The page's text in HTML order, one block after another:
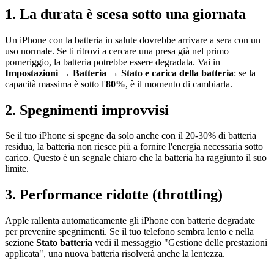
1. La durata è scesa sotto una giornata
Un iPhone con la batteria in salute dovrebbe arrivare a sera con un
uso normale. Se ti ritrovi a cercare una presa già nel primo
pomeriggio, la batteria potrebbe essere degradata. Vai in
Impostazioni → Batteria → Stato e carica della batteria: se la
capacità massima è sotto l'80%, è il momento di cambiarla.
2. Spegnimenti improvvisi
Se il tuo iPhone si spegne da solo anche con il 20-30% di batteria
residua, la batteria non riesce più a fornire l'energia necessaria sotto
carico. Questo è un segnale chiaro che la batteria ha raggiunto il suo
limite.
3. Performance ridotte (throttling)
Apple rallenta automaticamente gli iPhone con batterie degradate
per prevenire spegnimenti. Se il tuo telefono sembra lento e nella
sezione Stato batteria vedi il messaggio "Gestione delle prestazioni
applicata", una nuova batteria risolverà anche la lentezza.